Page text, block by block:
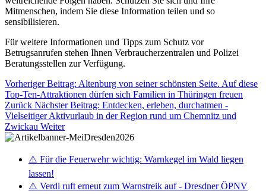
Mitmenschen, indem Sie diese Information teilen und so
sensibilisieren.
Für weitere Informationen und Tipps zum Schutz vor
Betrugsanrufen stehen Ihnen Verbraucherzentralen und Polizei
Beratungsstellen zur Verfügung.
Vorheriger Beitrag: Altenburg von seiner schönsten Seite. Auf diese
Top-Ten-Attraktionen dürfen sich Familien in Thüringen freuen
Zurück Nächster Beitrag: Entdecken, erleben, durchatmen -
Vielseitiger Aktivurlaub in der Region rund um Chemnitz und
Zwickau Weiter
⚠️ Für die Feuerwehr wichtig: Warnkegel im Wald liegen
lassen!
⚠️ Verdi ruft erneut zum Warnstreik auf - Dresdner ÖPNV